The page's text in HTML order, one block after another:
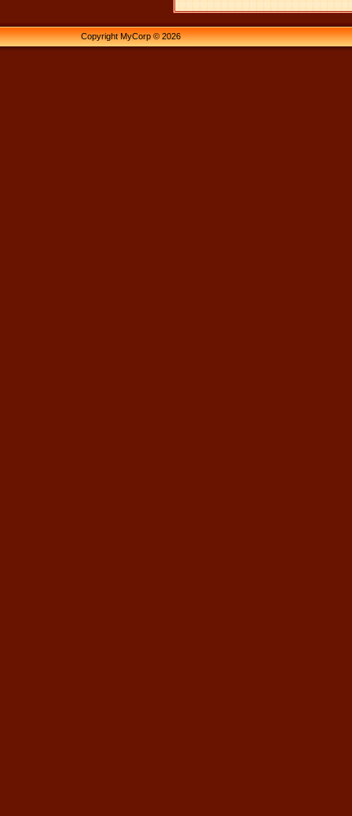
Copyright MyCorp © 2026